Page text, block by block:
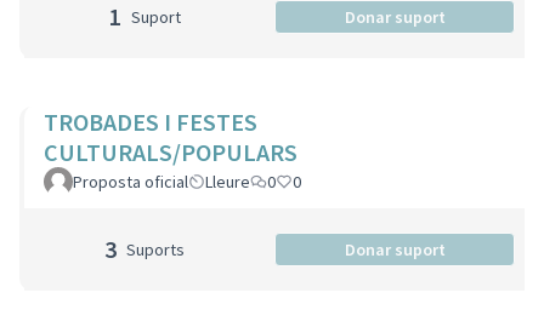
1 Suport Donar suport
TROBADES I FESTES
CULTURALS/POPULARS
Proposta oficial Lleure 0 0
3 Suports Donar suport